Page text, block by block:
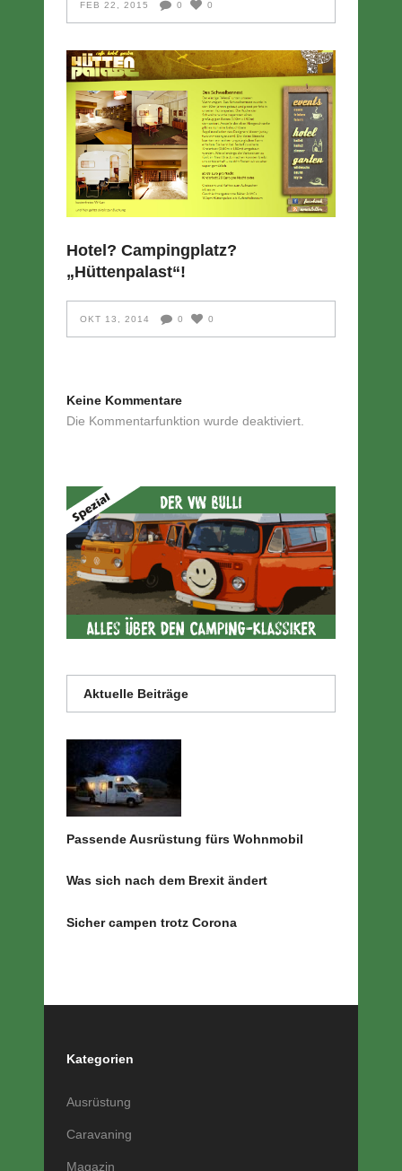
FEB 22, 2015 0 0
Hotel? Campingplatz?
„Hüttenpalast“!
OKT 13, 2014 0 0
Keine Kommentare
Die Kommentarfunktion wurde deaktiviert.
Aktuelle Beiträge
Passende Ausrüstung fürs Wohnmobil
Was sich nach dem Brexit ändert
Sicher campen trotz Corona
Kategorien
Ausrüstung
Caravaning
Magazin